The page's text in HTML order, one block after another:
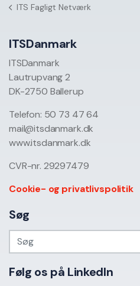
ITS Fagligt Netværk
ITSDanmark
ITSDanmark
Lautrupvang 2
DK-2750 Ballerup
Telefon: 50 73 47 64
mail@itsdanmark.dk
www.itsdanmark.dk
CVR-nr. 29297479
Cookie- og privatlivspolitik
Søg
Følg os på LinkedIn